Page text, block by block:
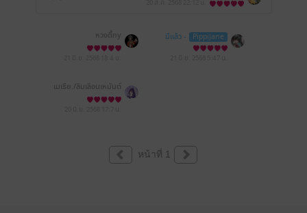
หวงตี้ny มีแล้ว - PippiJane
เมเธีย./ลืมเลือน​เหมันต์​
หน้าที่ 1